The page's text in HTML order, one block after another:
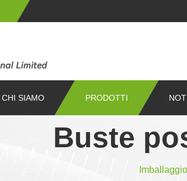
CHI SIAMO PRODOTTI
Buste